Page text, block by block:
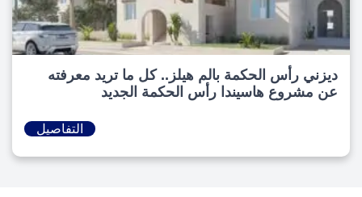
ديزني رأس الحكمة بالم هيلز.. كل ما تريد معرفته
عن مشروع هاسيندا رأس الحكمة الجديد
التفاصيل